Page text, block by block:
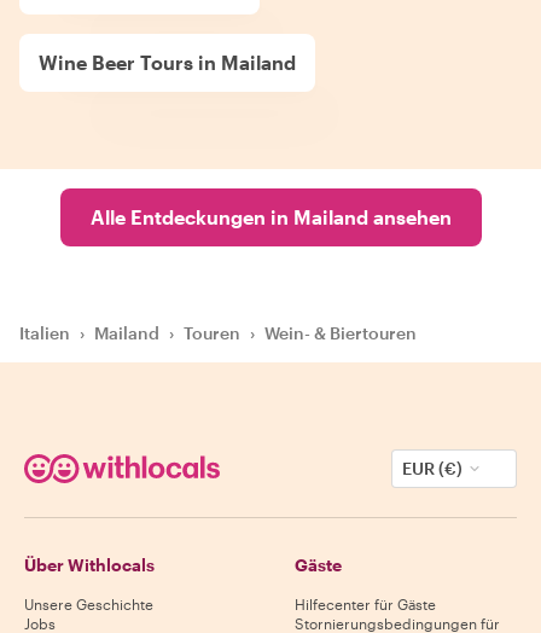
Wine Beer Tours in Mailand
Alle Entdeckungen in Mailand ansehen
Italien › Mailand › Touren › Wein- & Biertouren
EUR (€)
Über Withlocals
Unsere Geschichte
Jobs
Gäste
Hilfecenter für Gäste
Stornierungsbedingungen für